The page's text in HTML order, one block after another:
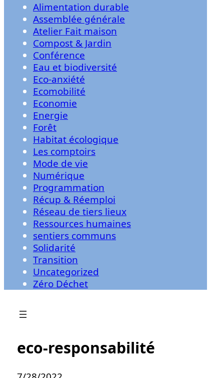
Alimentation durable
Assemblée générale
Atelier Fait maison
Compost & Jardin
Conférence
Eau et biodiversité
Eco-anxiété
Ecomobilité
Economie
Energie
Forêt
Habitat écologique
Les comptoirs
Mode de vie
Numérique
Programmation
Récup & Réemploi
Réseau de tiers lieux
Ressources humaines
sentiers communs
Solidarité
Transition
Uncategorized
Zéro Déchet
eco-responsabilité